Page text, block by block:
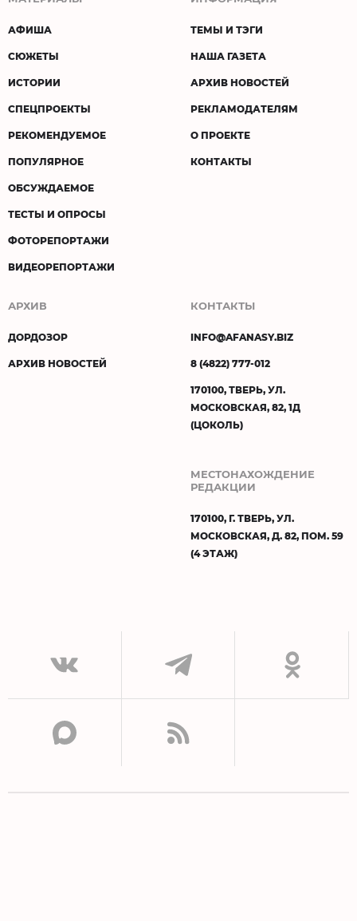
АФИША
СЮЖЕТЫ
ИСТОРИИ
СПЕЦПРОЕКТЫ
РЕКОМЕНДУЕМОЕ
ПОПУЛЯРНОЕ
ОБСУЖДАЕМОЕ
ТЕСТЫ И ОПРОСЫ
ФОТОРЕПОРТАЖИ
ВИДЕОРЕПОРТАЖИ
ТЕМЫ И ТЭГИ
НАША ГАЗЕТА
АРХИВ НОВОСТЕЙ
РЕКЛАМОДАТЕЛЯМ
О ПРОЕКТЕ
КОНТАКТЫ
АРХИВ
ДОРДОЗОР
АРХИВ НОВОСТЕЙ
КОНТАКТЫ
INFO@AFANASY.BIZ
8 (4822) 777-012
170100, ТВЕРЬ, УЛ.
МОСКОВСКАЯ, 82, 1Д
(ЦОКОЛЬ)
МЕСТОНАХОЖДЕНИЕ
РЕДАКЦИИ
170100, Г. ТВЕРЬ, УЛ.
МОСКОВСКАЯ, Д. 82, ПОМ. 59
(4 ЭТАЖ)